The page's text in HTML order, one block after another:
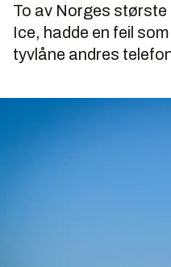
To av Norges største
Ice, hadde en feil
tyvlåne andres